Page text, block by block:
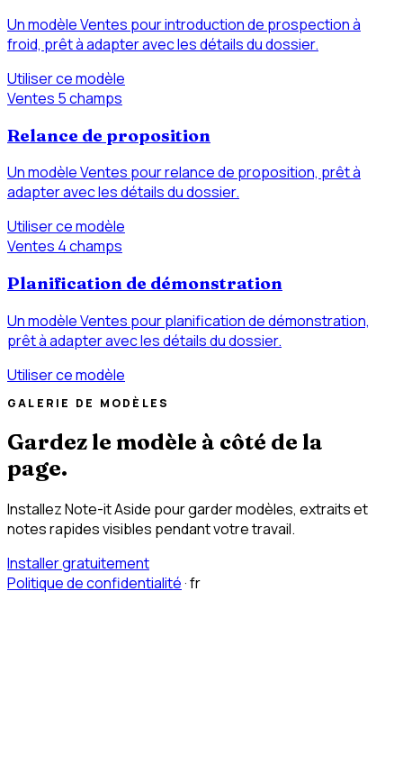
Un modèle Ventes pour introduction de prospection à
froid, prêt à adapter avec les détails du dossier.
Utiliser ce modèle
Ventes 5 champs
Relance de proposition
Un modèle Ventes pour relance de proposition, prêt à
adapter avec les détails du dossier.
Utiliser ce modèle
Ventes 4 champs
Planification de démonstration
Un modèle Ventes pour planification de démonstration,
prêt à adapter avec les détails du dossier.
Utiliser ce modèle
GALERIE DE MODÈLES
Gardez le modèle à côté de la
page.
Installez Note-it Aside pour garder modèles, extraits et
notes rapides visibles pendant votre travail.
Installer gratuitement
Politique de confidentialité·fr